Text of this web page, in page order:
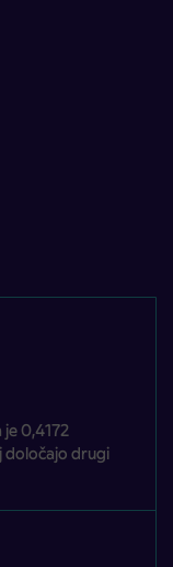
0,4172
določajo drugi